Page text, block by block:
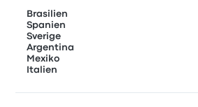
Brasilien
Spanien
Sverige
Argentina
Mexiko
Italien